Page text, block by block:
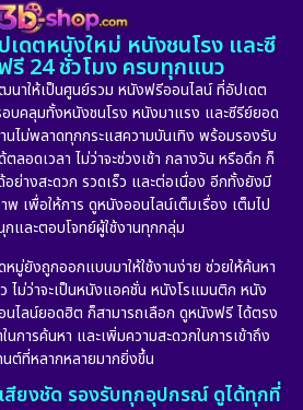
ดตหนังใหม่ หนังชนโรง และซี
24 ชั่วโมง ครบทุกแนว
าให้เป็นศูนย์รวม หนังฟรีออนไลน์ ที่อัปเดต
บคลุมทั้งหนังชนโรง หนังมาแรง และซีรีย์ยอด
นไม่พลาดทุกกระแสความบันเทิง พร้อมรองรับ
ลอดเวลา ไม่ว่าจะช่วงเช้า กลางวัน หรือดึก ก็
ย่างสะดวก รวดเร็ว และต่อเนื่อง อีกทั้งยังมี
เพื่อให้การ ดูหนังออนไลน์เต็มเรื่อง เต็มไป
และตอบโจทย์ผู้ใช้งานทุกกลุ่ม
มู่ยังถูกออกแบบมาให้ใช้งานง่าย ช่วยให้ค้นหา
ไม่ว่าจะเป็นหนังแอคชั่น หนังโรแมนติก หนัง
ไลน์ยอดฮิต ก็สามารถเลือก ดูหนังฟรี ได้ตรง
การค้นหา และเพิ่มความสะดวกในการเข้าถึง
ต์ที่หลากหลายมากยิ่งขึ้น
ยงชัด รองรับทุกอุปกรณ์ ดูได้ทุกที่